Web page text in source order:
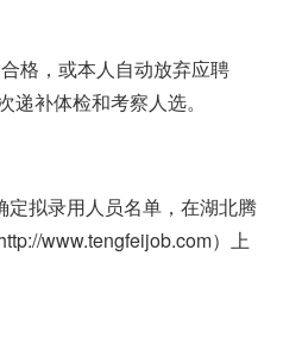
格，或本人自动放弃应聘
补体检和考察人选。
定拟录用人员名单，在湖北腾
www.tengfeijob.com）上